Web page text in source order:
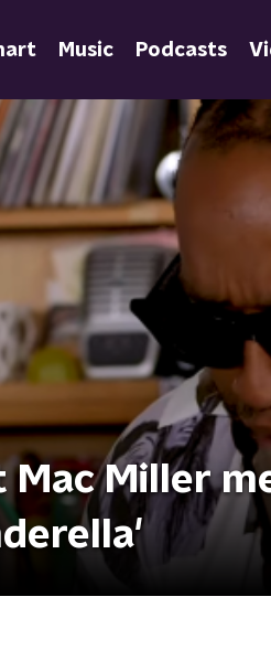
Music Podcasts
Mac Miller